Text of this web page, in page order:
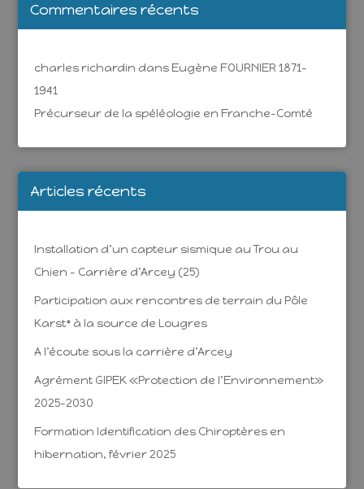
Commentaires récents
charles richardin dans Eugène FOURNIER 1871-
1941
Précurseur de la spéléologie en Franche-Comté
Articles récents
Installation d’un capteur sismique au Trou au
Chien – Carrière d’Arcey (25)
Participation aux rencontres de terrain du Pôle
Karst* à la source de Lougres
A l’écoute sous la carrière d’Arcey
Agrément GIPEK «Protection de l’Environnement»
2025-2030
Formation Identification des Chiroptères en
hibernation, février 2025